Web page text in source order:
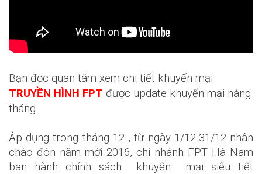
Bạn đọc quan tâm xem chi tiết khuyến mại
TRUYỀN HÌNH FPT được update khuyến mại hàng
tháng
Áp dụng trong tháng 12 , từ ngày 1/12-31/12 nhân
chào đón năm mới 2016, chi nhánh FPT Hà Nam
ban hành chính sách khuyến mại siêu tiết